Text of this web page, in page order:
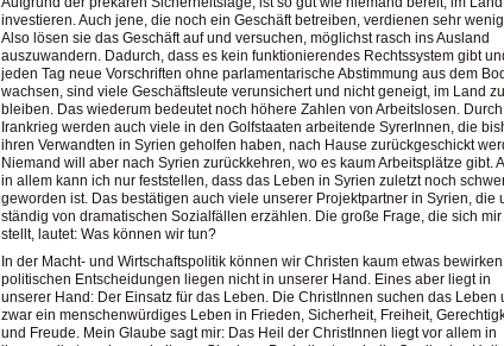
investieren. Auch jene, die noch ein Geschäft betreiben, verdienen sehr
Also lösen sie das Geschäft auf und versuchen, möglichst rasch ins Ausland
auszuwandern. Dadurch, dass es kein funktionierendes Rechtssystem gibt
jeden Tag neue Vorschriften ohne parlamentarische Abstimmung aus dem
wachsen, sind viele Geschäftsleute verunsichert und nicht geneigt, im Land zu
bleiben. Das wiederum bedeutet noch höhere Zahlen von Arbeitslosen.
Irankrieg werden auch viele in den Golfstaaten arbeitende SyrerInnen, die
ihren Verwandten in Syrien geholfen haben, nach Hause zurückgeschickt
Niemand will aber nach Syrien zurückkehren, wo es kaum Arbeitsplätze gibt.
in allem kann ich nur feststellen, dass das Leben in Syrien zuletzt noch
geworden ist. Das bestätigen auch viele unserer Projektpartner in Syrien, die
ständig von dramatischen Sozialfällen erzählen. Die große Frage, die sich mir
stellt, lautet: Was können wir tun?
In der Macht- und Wirtschaftspolitik können wir Christen kaum etwas
politischen Entscheidungen liegen nicht in unserer Hand. Eines aber liegt in
unserer Hand: Der Einsatz für das Leben. Die ChristInnen suchen das Leben
zwar ein menschenwürdiges Leben in Frieden, Sicherheit, Freiheit,
und Freude. Mein Glaube sagt mir: Das Heil der ChristInnen liegt vor allem in